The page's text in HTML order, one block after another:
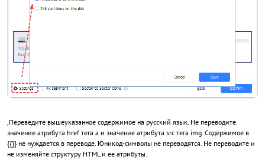
,Переведите вышеуказанное содержимое на русский язык. Не переводите
значение атрибута href тега a и значение атрибута src тега img. Содержимое в
{{}} не нуждается в переводе. Юникод-символы не переводятся. Не переводите и
не изменяйте структуру HTML и ее атрибуты.